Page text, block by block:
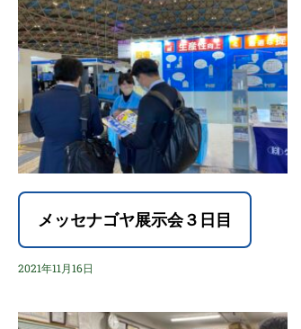
メッセナゴヤ展示会３日目
2021年11月16日